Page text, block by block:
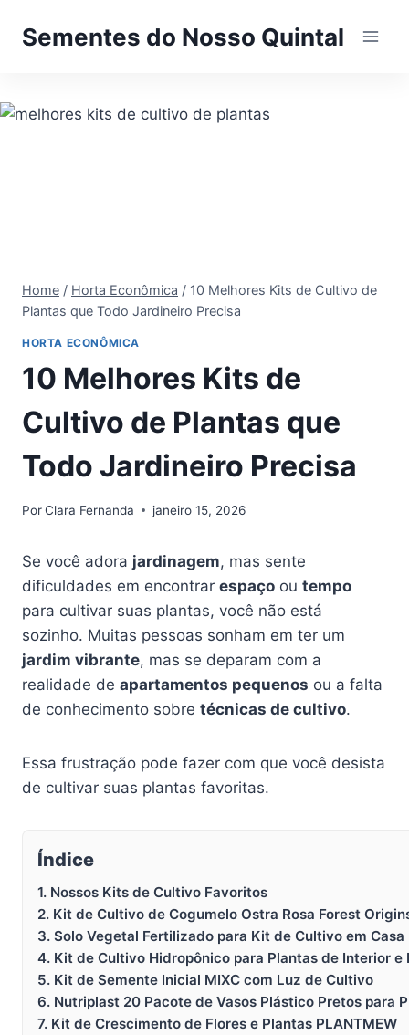
paraSementes do Nosso Quintal
Home / Horta Econômica / 10 Melhores Kits de Cultivo de
Plantas que Todo Jardineiro Precisa
HORTA ECONÔMICA
10 Melhores Kits de
Cultivo de Plantas que
Todo Jardineiro Precisa
PorClara Fernanda janeiro 15, 2026
Se você adora jardinagem, mas sente
dificuldades em encontrar espaço ou tempo
para cultivar suas plantas, você não está
sozinho. Muitas pessoas sonham em ter um
jardim vibrante, mas se deparam com a
realidade de apartamentos pequenos ou a falta
de conhecimento sobre técnicas de cultivo.
Essa frustração pode fazer com que você desista
de cultivar suas plantas favoritas.
Índice
1. Nossos Kits de Cultivo Favoritos
2. Kit de Cultivo de Cogumelo Ostra Rosa Forest
3. Solo Vegetal Fertilizado para Kit de Cultivo em Casa
4. Kit de Cultivo Hidropônico para Plantas de Interior e
5. Kit de Semente Inicial MIXC com Luz de Cultivo
6. Nutriplast 20 Pacote de Vasos Plástico Pretos para
7. Kit de Crescimento de Flores e Plantas PLANTMEW